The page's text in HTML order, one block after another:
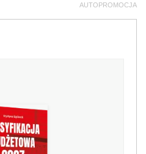
AUTOPROMOCJA